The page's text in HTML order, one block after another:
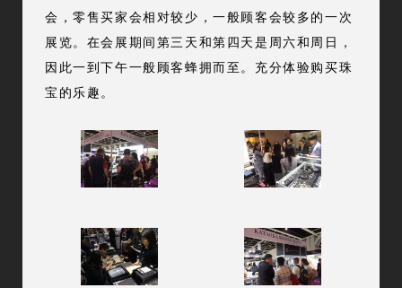
会，零售买家会相对较少，一般顾客会较多的一次
展览。在会展期间第三天和第四天是周六和周日，
因此一到下午一般顾客蜂拥而至。充分体验购买珠
宝的乐趣。